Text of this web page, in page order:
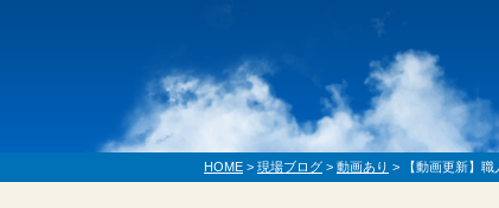
HOME > 現場ブログ > 動画あり > 【動画更新】